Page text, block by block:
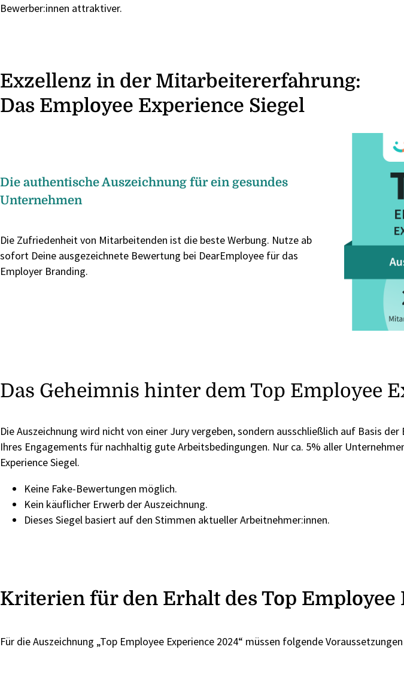
Bewerber:innen attraktiver.
Exzellenz in der Mitarbeitererfahrung:
Das Employee Experience Siegel
Die authentische Auszeichnung für ein gesundes
Unternehmen
Die Zufriedenheit von Mitarbeitenden ist die beste Werbung. Nutze ab
sofort Deine ausgezeichnete Bewertung bei DearEmployee für das
Employer Branding.
Das Geheimnis hinter dem Top Employee
Die Auszeichnung wird nicht von einer Jury vergeben, sondern ausschließlich auf Basis
Ihres Engagements für nachhaltig gute Arbeitsbedingungen. Nur ca. 5% aller
Experience Siegel.
Keine Fake-Bewertungen möglich.
Kein käuflicher Erwerb der Auszeichnung.
Dieses Siegel basiert auf den Stimmen aktueller Arbeitnehmer:innen.
Kriterien für den Erhalt des Top Employee
Für die Auszeichnung „Top Employee Experience 2024“ müssen folgende